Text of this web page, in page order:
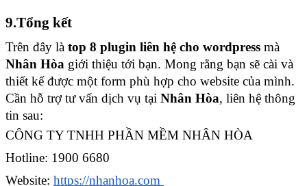
9.Tổng kết
Trên đây là top 8 plugin liên hệ cho wordpress
Nhân Hòa giới thiệu tới bạn. Mong rằng bạn sẽ cài và
thiết kế được một form phù hợp cho website của mình.
Cần hỗ trợ tư vấn dịch vụ tại Nhân Hòa, liên hệ thông
tin sau:
CÔNG TY TNHH PHẦN MỀM NHÂN HÒA
Hotline: 1900 6680
Website: https://nhanhoa.com